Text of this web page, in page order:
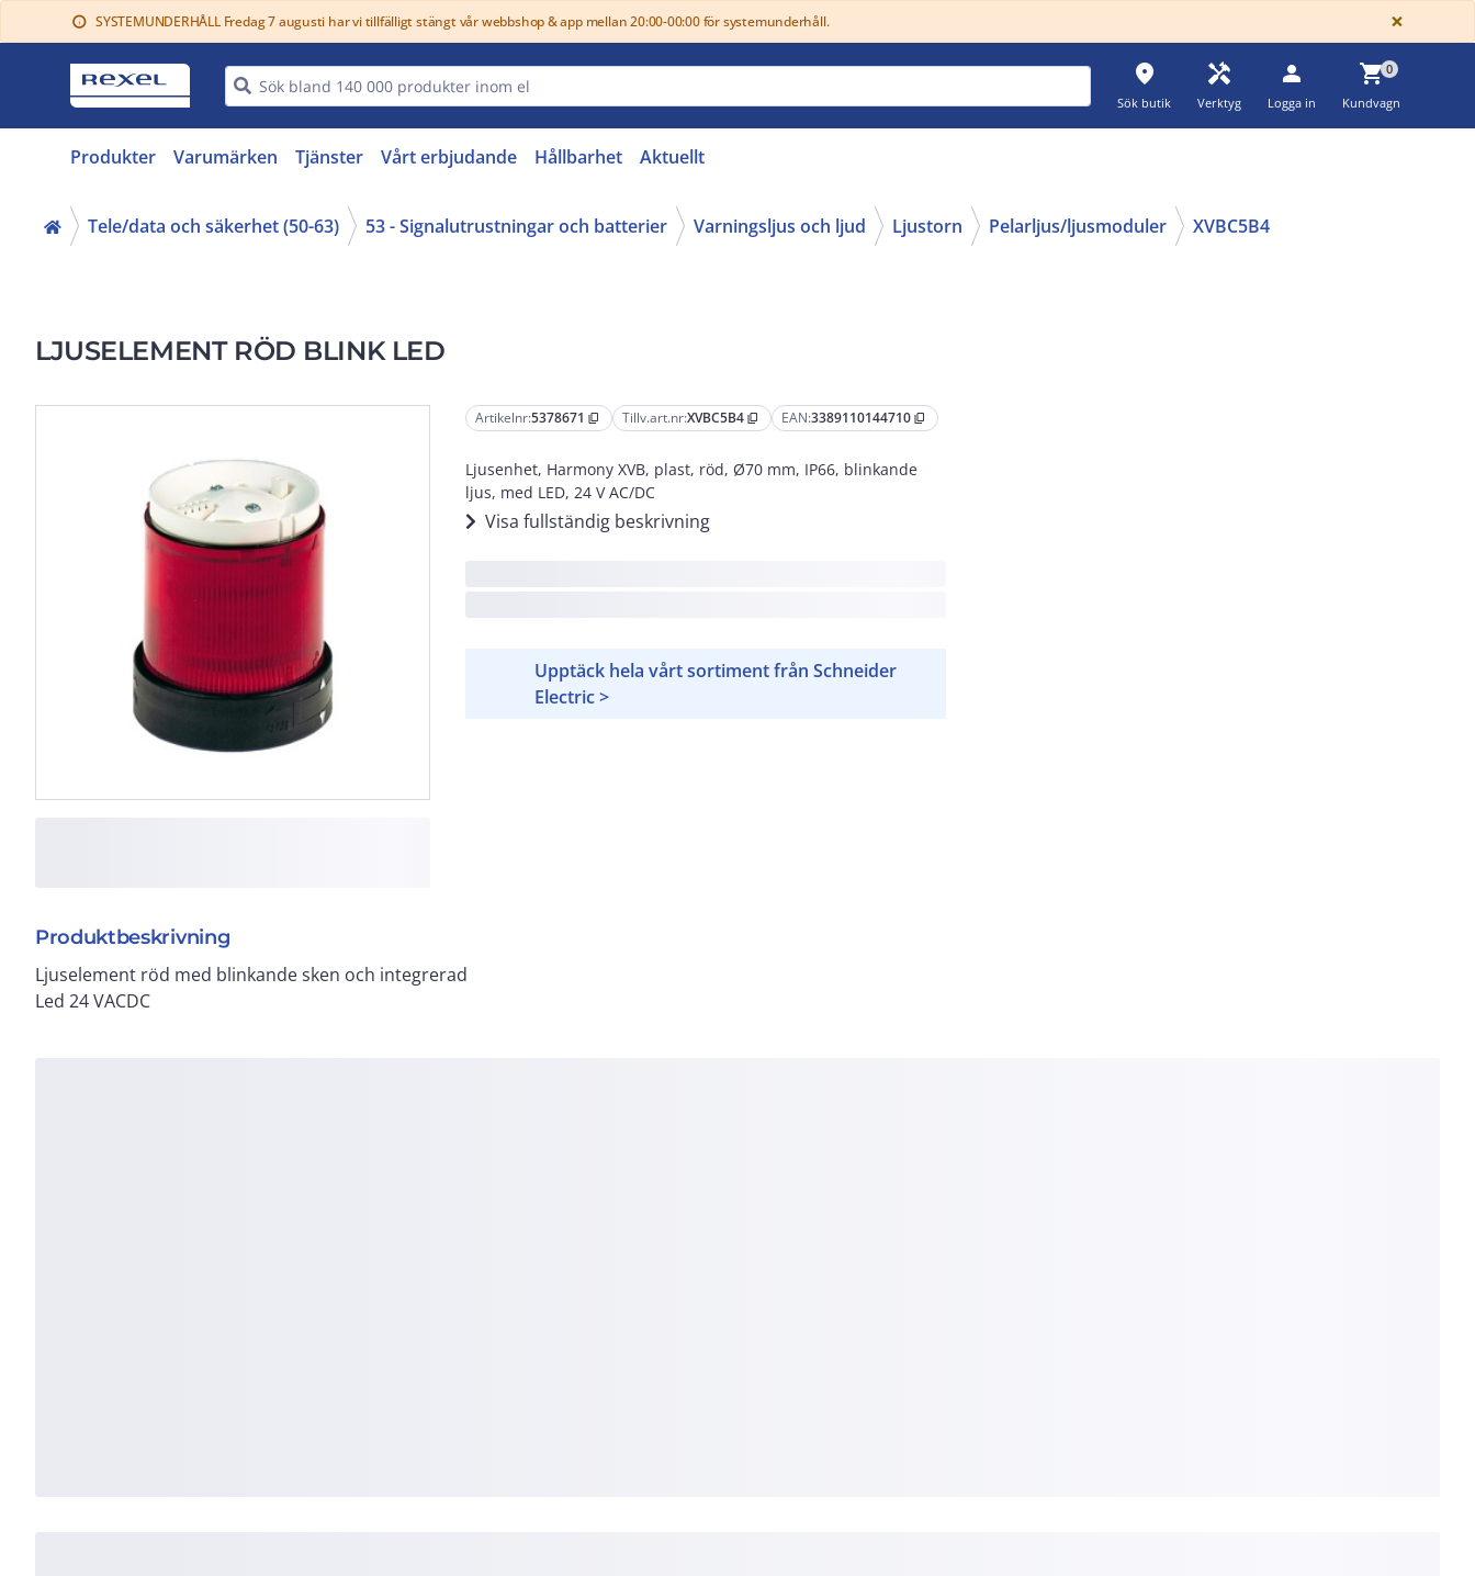
info SYSTEMUNDERHÅLL Fredag 7 augusti har vi tillfälligt stängt vår webbshop & app mellan 20:00-00:00 för systemunderhåll. ×
place
Sök butik
handyman
Verktyg
person
Logga in
shopping_cart0
Kundvagn
Produkter Varumärken Tjänster Vårt erbjudande Hållbarhet Aktuellt
Tele/data och säkerhet (50-63) 53 - Signalutrustningar och batterier Varningsljus och ljud Ljustorn Pelarljus/ljusmoduler XVBC5B4
LJUSELEMENT RÖD BLINK LED
Artikelnr:5378671 content_copy Tillv.art.nr:XVBC5B4 content_copy EAN:3389110144710 content_copy
Ljusenhet, Harmony XVB, plast, röd, Ø70 mm, IP66, blinkande
ljus, med LED, 24 V AC/DC
Visa fullständig beskrivning
Upptäck hela vårt sortiment från Schneider
Electric >
Produktbeskrivning
Ljuselement röd med blinkande sken och integrerad
Led 24 VACDC